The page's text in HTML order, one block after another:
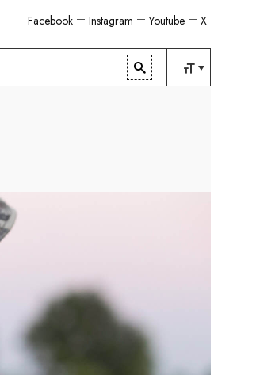
X
Youtube
Instagram
Facebook